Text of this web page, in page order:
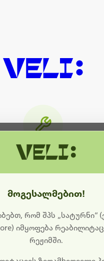
შეფერხებისთვის.
საიტის განახლება და
სამუშაოები.
ხელმისაწვდომი იქნება.
მოგესალმებით!
რომ შპს „სატურნი“
იმყოფება
რეჟიმში.